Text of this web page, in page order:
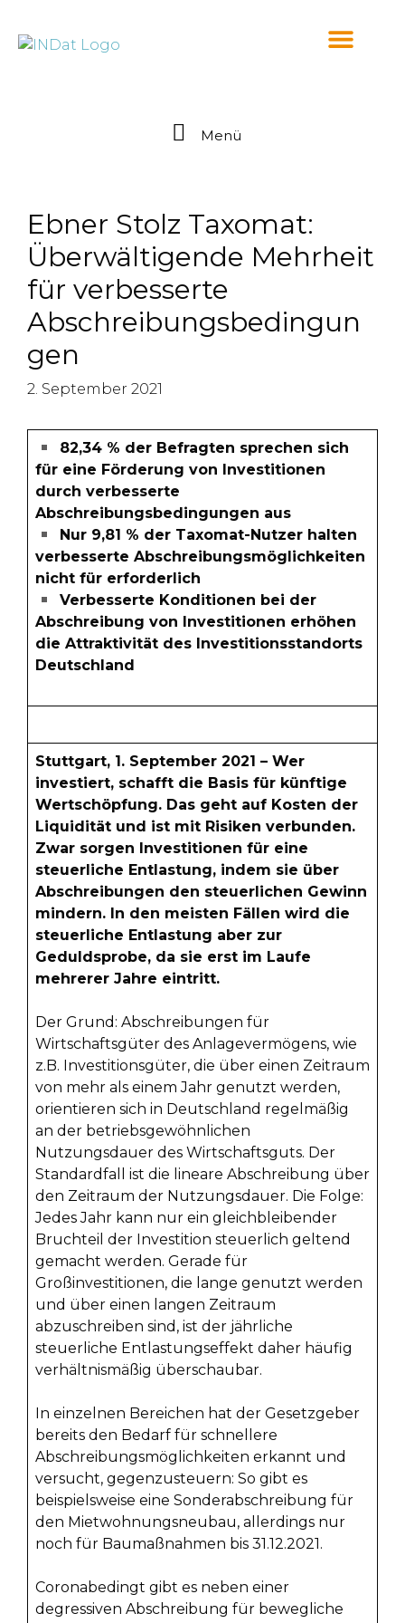
Menü
Ebner Stolz Taxomat:
Überwältigende Mehrheit
für verbesserte
Abschreibungsbedingun
gen
2. September 2021
82,34 % der Befragten sprechen sich
für eine Förderung von Investitionen
durch verbesserte
Abschreibungsbedingungen aus
Nur 9,81 % der Taxomat-Nutzer halten
verbesserte Abschreibungsmöglichkeiten
nicht für erforderlich
Verbesserte Konditionen bei der
Abschreibung von Investitionen erhöhen
die Attraktivität des Investitionsstandorts
Deutschland
Stuttgart, 1. September 2021 – Wer
investiert, schafft die Basis für künftige
Wertschöpfung. Das geht auf Kosten der
Liquidität und ist mit Risiken verbunden.
Zwar sorgen Investitionen für eine
steuerliche Entlastung, indem sie über
Abschreibungen den steuerlichen Gewinn
mindern. In den meisten Fällen wird die
steuerliche Entlastung aber zur
Geduldsprobe, da sie erst im Laufe
mehrerer Jahre eintritt.
Der Grund: Abschreibungen für
Wirtschaftsgüter des Anlagevermögens, wie
z.B. Investitionsgüter, die über einen Zeitraum
von mehr als einem Jahr genutzt werden,
orientieren sich in Deutschland regelmäßig
an der betriebsgewöhnlichen
Nutzungsdauer des Wirtschaftsguts. Der
Standardfall ist die lineare Abschreibung über
den Zeitraum der Nutzungsdauer. Die Folge:
Jedes Jahr kann nur ein gleichbleibender
Bruchteil der Investition steuerlich geltend
gemacht werden. Gerade für
Großinvestitionen, die lange genutzt werden
und über einen langen Zeitraum
abzuschreiben sind, ist der jährliche
steuerliche Entlastungseffekt daher häufig
verhältnismäßig überschaubar.
In einzelnen Bereichen hat der Gesetzgeber
bereits den Bedarf für schnellere
Abschreibungsmöglichkeiten erkannt und
versucht, gegenzusteuern: So gibt es
beispielsweise eine Sonderabschreibung für
den Mietwohnungsneubau, allerdings nur
noch für Baumaßnahmen bis 31.12.2021.
Coronabedingt gibt es neben einer
degressiven Abschreibung für bewegliche